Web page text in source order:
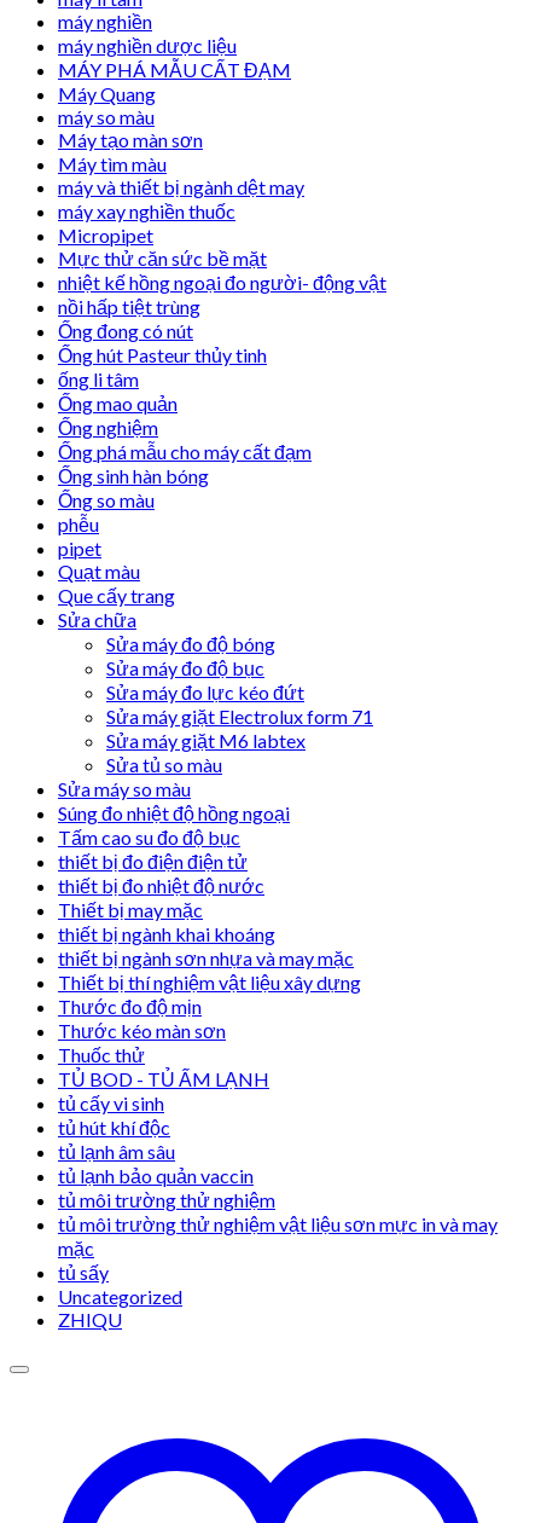
máy nghiền
máy nghiền dược liệu
MÁY PHÁ MẪU CẤT ĐẠM
Máy Quang
máy so màu
Máy tạo màn sơn
Máy tìm màu
máy và thiết bị ngành dệt may
máy xay nghiền thuốc
Micropipet
Mực thử căn sức bề mặt
nhiệt kế hồng ngoại đo người- động vật
nồi hấp tiệt trùng
Ống đong có nút
Ống hút Pasteur thủy tinh
ống li tâm
Ống mao quản
Ống nghiệm
Ống phá mẫu cho máy cất đạm
Ống sinh hàn bóng
Ống so màu
phễu
pipet
Quạt màu
Que cấy trang
Sửa chữa
Sửa máy đo độ bóng
Sửa máy đo độ bục
Sửa máy đo lực kéo đứt
Sửa máy giặt Electrolux form 71
Sửa máy giặt M6 labtex
Sửa tủ so màu
Sửa máy so màu
Súng đo nhiệt độ hồng ngoại
Tấm cao su đo độ bục
thiết bị đo điện điện tử
thiết bị đo nhiệt độ nước
Thiết bị may mặc
thiết bị ngành khai khoáng
thiết bị ngành sơn nhựa và may mặc
Thiết bị thí nghiệm vật liệu xây dựng
Thước đo độ mịn
Thước kéo màn sơn
Thuốc thử
TỦ BOD - TỦ ẤM LẠNH
tủ cấy vi sinh
tủ hút khí độc
tủ lạnh âm sâu
tủ lạnh bảo quản vaccin
tủ môi trường thử nghiệm
tủ môi trường thử nghiệm vật liệu sơn mực in và may
mặc
tủ sấy
Uncategorized
ZHIQU